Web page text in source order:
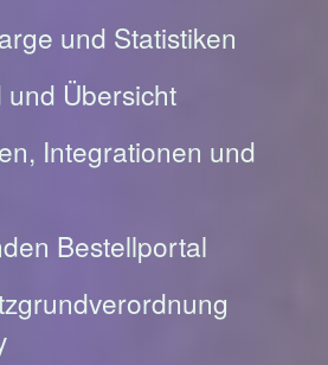
und Statistiken
und Übersicht
Integrationen und
Bestellportal